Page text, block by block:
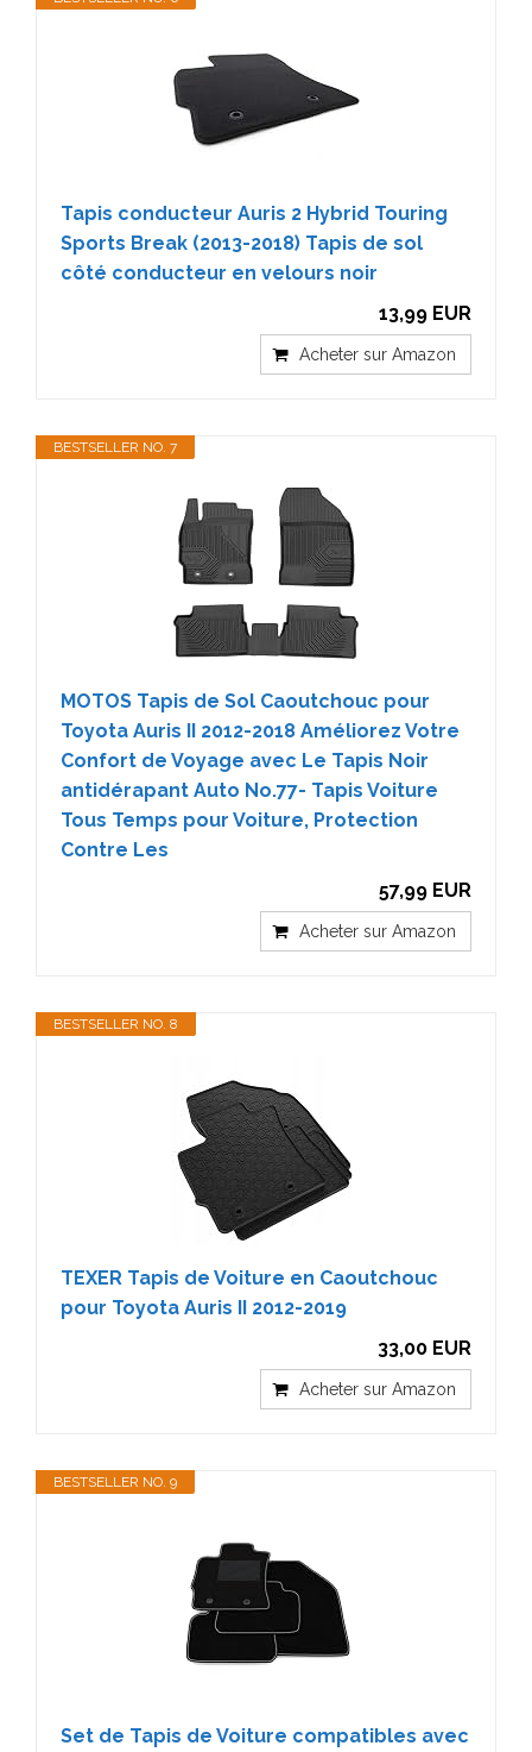
Tapis conducteur Auris 2 Hybrid Touring
Sports Break (2013-2018) Tapis de sol
côté conducteur en velours noir
13,99 EUR
Acheter sur Amazon
BESTSELLER NO. 7
MOTOS Tapis de Sol Caoutchouc pour
Toyota Auris II 2012-2018 Améliorez Votre
Confort de Voyage avec Le Tapis Noir
antidérapant Auto No.77- Tapis Voiture
Tous Temps pour Voiture, Protection
Contre Les
57,99 EUR
Acheter sur Amazon
BESTSELLER NO. 8
TEXER Tapis de Voiture en Caoutchouc
pour Toyota Auris II 2012-2019
33,00 EUR
Acheter sur Amazon
BESTSELLER NO. 9
Set de Tapis de Voiture compatibles avec